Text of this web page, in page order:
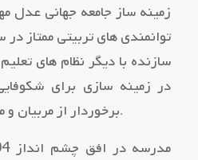
زمینه ساز جامعه جهانی عدل
توانمندي هاي تربیتی ممتاز
سازنده با دیگر نظام هاي
در زمینه سازي براي
برخوردار از مربیان و مدیران مومن ، خواهد بود.